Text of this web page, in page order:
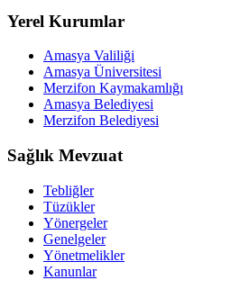
Yerel Kurumlar
Amasya Valiliği
Amasya Üniversitesi
Merzifon Kaymakamlığı
Amasya Belediyesi
Merzifon Belediyesi
Sağlık Mevzuat
Tebliğler
Tüzükler
Yönergeler
Genelgeler
Yönetmelikler
Kanunlar